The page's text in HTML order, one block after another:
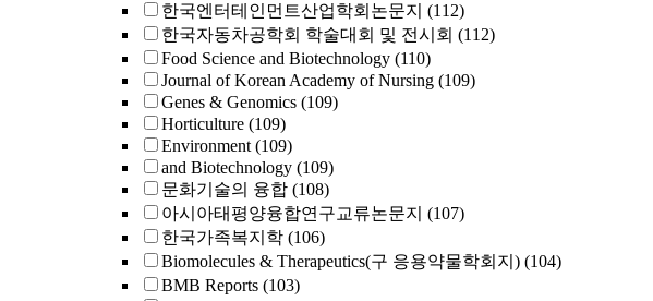
한국엔터테인먼트산업학회논문지 (112)
한국자동차공학회 학술대회 및 전시회 (112)
Food Science and Biotechnology (110)
Journal of Korean Academy of Nursing (109)
Genes & Genomics (109)
Horticulture (109)
Environment (109)
and Biotechnology (109)
문화기술의 융합 (108)
아시아태평양융합연구교류논문지 (107)
한국가족복지학 (106)
Biomolecules & Therapeutics(구 응용약물학회지) (104)
BMB Reports (103)